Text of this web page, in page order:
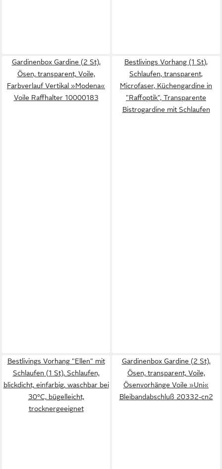
Gardinenbox Gardine (2 St),
Ösen, transparent, Voile,
Farbverlauf Vertikal »Modena«
Voile Raffhalter 10000183
Bestlivings Vorhang (1 St),
Schlaufen, transparent,
Microfaser, Küchengardine in
"Raffoptik", Transparente
Bistrogardine mit Schlaufen
Bestlivings Vorhang "Ellen" mit
Schlaufen (1 St), Schlaufen,
blickdicht, einfarbig, waschbar bei
30°C, bügelleicht,
trocknergeeignet
Gardinenbox Gardine (2 St),
Ösen, transparent, Voile,
Ösenvorhänge Voile »Uni«
Bleibandabschluß 20332-cn2